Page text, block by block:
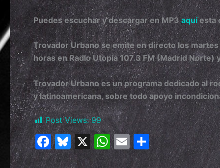
Puedes escuchar y descargar en MP3 aquíesta
Trovador Urbano se emite en directo los
horas en Radio Utopía 107.3 FM (Madrid Norte)
Trovador Urbano es un programa dedicado al
y latinoamericana, sobre todo apoyo
Post Views: 99
F
a
Bl
u
X W
h
E
m
C
o